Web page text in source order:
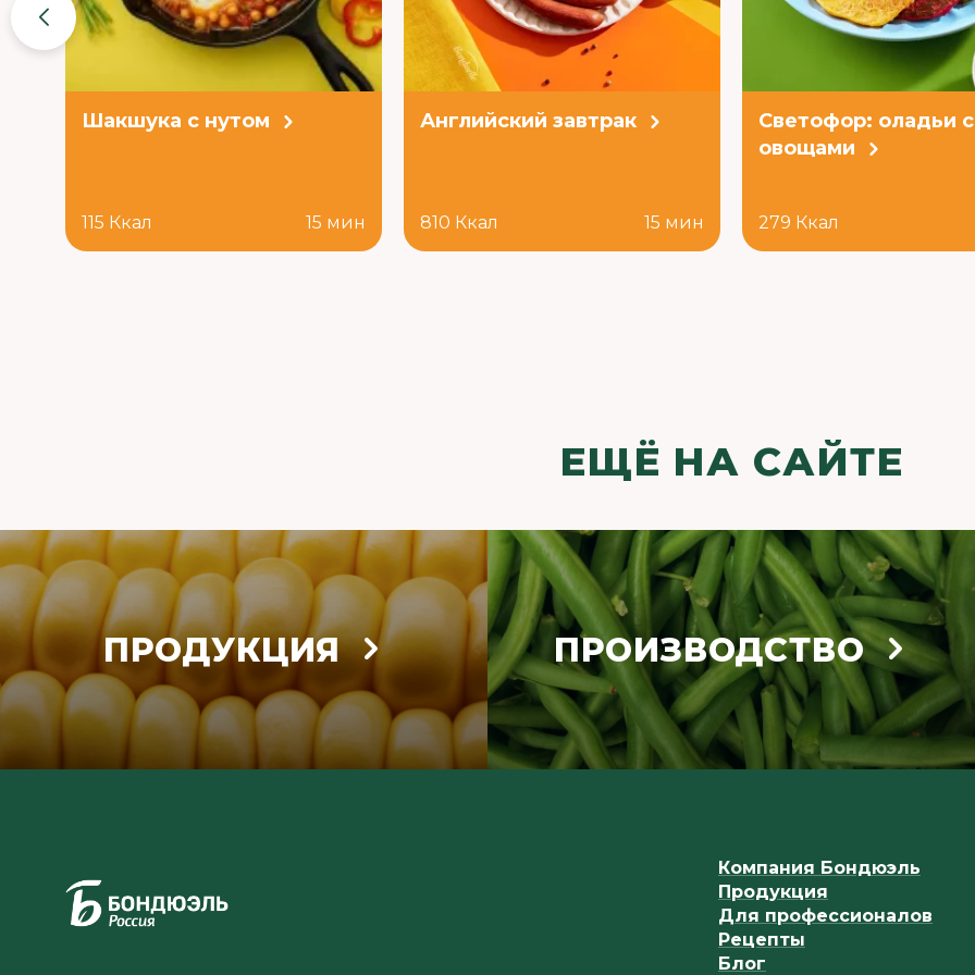
Шакшука с нутом
115 Ккал 15 мин
Английский завтрак
810 Ккал 15 мин
Светофор: оладьи с
овощами
279 Ккал
ЕЩЁ НА САЙТЕ
ПРОДУКЦИЯ ПРОИЗВОДСТВО
Компания Бондюэль
Продукция
Для профессионалов
Рецепты
Блог